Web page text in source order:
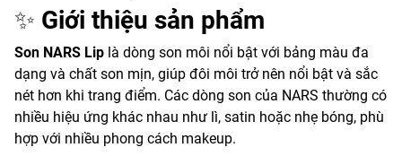
✨ Giới thiệu sản phẩm
Son NARS Lip là dòng son môi nổi bật với bảng màu đa
dạng và chất son mịn, giúp đôi môi trở nên nổi bật và sắc
nét hơn khi trang điểm. Các dòng son của NARS thường có
nhiều hiệu ứng khác nhau như lì, satin hoặc nhẹ bóng, phù
hợp với nhiều phong cách makeup.